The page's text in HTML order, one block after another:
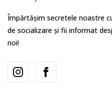
Împărtășim secretele noastre
de socializare și fii informat
noi!